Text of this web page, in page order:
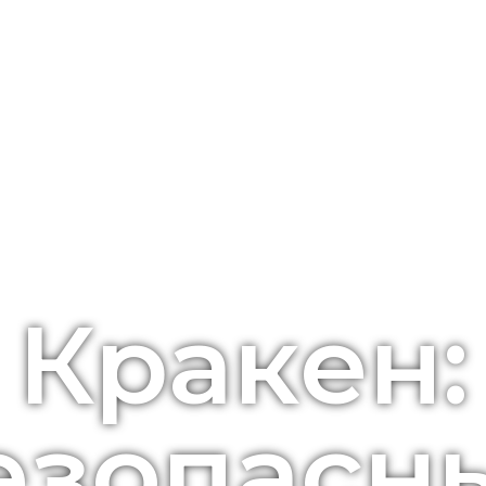
Кракен: